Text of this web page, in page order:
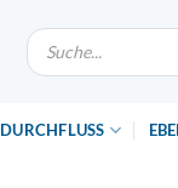
Suche
nach
Produkten
DURCHFLUSS